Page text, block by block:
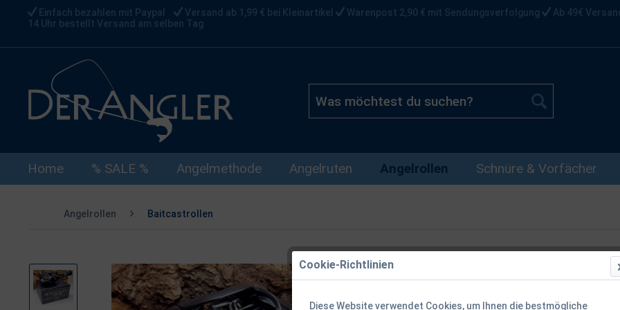
Einfach bezahlen mit Paypal Versand ab 1,99 € bei Kleinartikel Warenpost 2,90 € mit Sendungsverfolgung Ab 49€
14 Uhr bestellt Versand am selben Tag
Home % SALE % Angelmethode Angelruten Angelrollen Schnüre & Vorfächer
Angelrollen Baitcastrollen
Daiwa Tatula
XS L
Cookie-Richtlinien
Diese Website verwendet Cookies, um Ihnen die bestmögliche